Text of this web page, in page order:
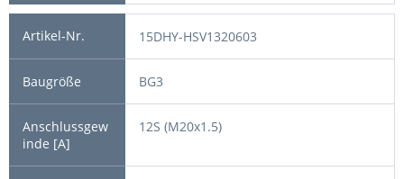
15DHY-HSV1320603
BG3
12S (M20x1.5)